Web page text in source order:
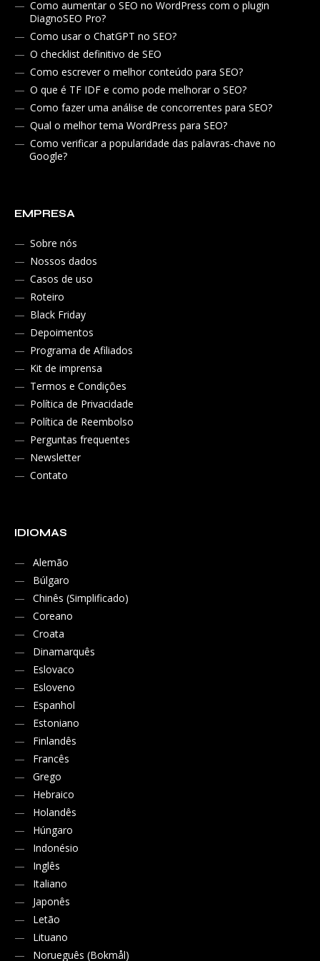
Como aumentar o SEO no WordPress com o plugin
DiagnoSEO Pro?
Como usar o ChatGPT no SEO?
O checklist definitivo de SEO
Como escrever o melhor conteúdo para SEO?
O que é TF IDF e como pode melhorar o SEO?
Como fazer uma análise de concorrentes para SEO?
Qual o melhor tema WordPress para SEO?
Como verificar a popularidade das palavras-chave no
Google?
EMPRESA
Sobre nós
Nossos dados
Casos de uso
Roteiro
Black Friday
Depoimentos
Programa de Afiliados
Kit de imprensa
Termos e Condições
Política de Privacidade
Política de Reembolso
Perguntas frequentes
Newsletter
Contato
IDIOMAS
Alemão
Búlgaro
Chinês (Simplificado)
Coreano
Croata
Dinamarquês
Eslovaco
Esloveno
Espanhol
Estoniano
Finlandês
Francês
Grego
Hebraico
Holandês
Húngaro
Indonésio
Inglês
Italiano
Japonês
Letão
Lituano
Norueguês (Bokmål)